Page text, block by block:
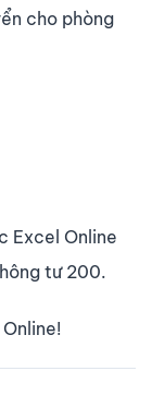
cho phòng
Excel Online
tư 200.